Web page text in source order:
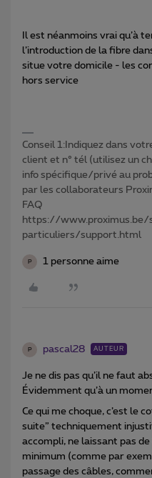
Il est néanmoins vrai qu’à
l’introduction de la fibre
situe votre domicile - les
hors service
Conseil 1:Indiquez dans
client et n° tél (utilisez un
info spécifique/privé au
par les collaborateurs
FAQ
https://
particuliers/support.html
P 1 personne aime
P pascal28 AUTEUR
Je ne dis pas qu’il ne faut
Évidemment qu’à un
Ce qui me choque, c’est le
suite” techniquement
accompli, ne laissant pas
minimum (comme par
passage des câbles,